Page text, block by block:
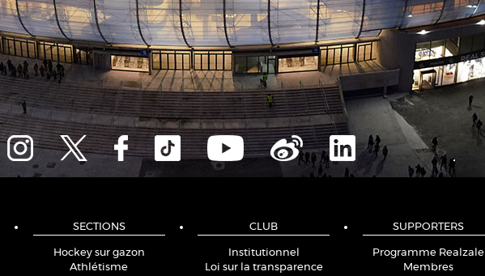
SECTIONS
Hockey sur gazon
Athlétisme
CLUB
Institutionnel
Loi sur la transparence
SUPPORTERS
Programme Realzale
Membres